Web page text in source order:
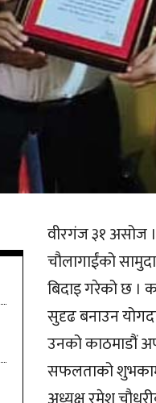
वीरगंज ३१ असोज ।
चौलागाईंको
बिदाइ गरेको छ ।
सुदृढ बनाउन
उनको काठमाडौं
सफलताको